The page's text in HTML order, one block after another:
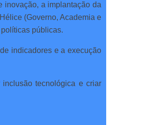
inovação, a implantação da
(Governo, Academia e
públicas.
indicadores e a execução
tecnológica e criar